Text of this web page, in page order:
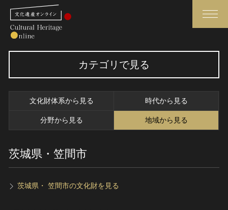
さらに詳細検索
トップ
作品一覧
カテゴリで見る
博物館、美術館の皆さまへ
カテゴリで見る
文化財体系から見る 時代から見る
分野から見る 地域から見る
茨城県・笠間市
茨城県・ 笠間市の文化財を見る